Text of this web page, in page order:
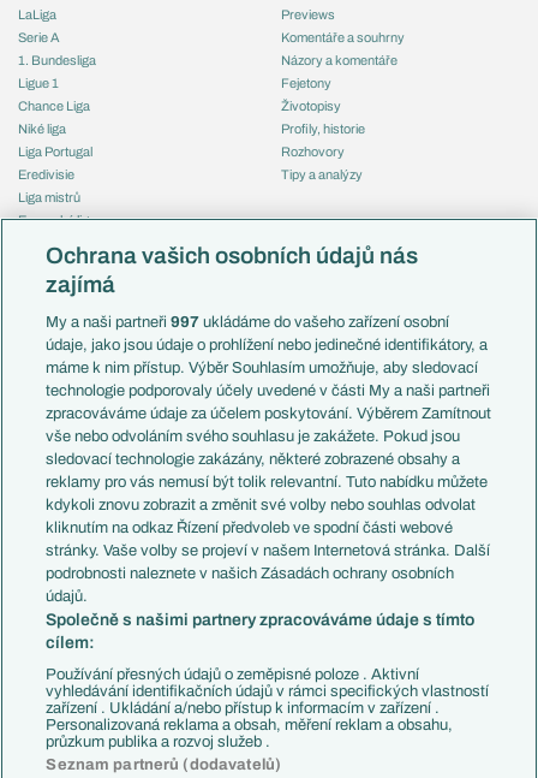
LaLiga
Serie A
1. Bundesliga
Ligue 1
Chance Liga
Niké liga
Liga Portugal
Eredivisie
Liga mistrů
Evropská liga
Mistrovství světa
Liga národů
Témata
Představení týmů MS
EuroSkauting
PL v kostce
Evropské koeficienty
Přestupy
Přestupové spekulace
Zranění
Kluby
Arsenal FC
Chelsea FC
Manchester United
AC Milán
Juventus FC
Bayern Mnichov
FC Barcelona
Real Madrid
Previews
Komentáře a souhrny
Názory a komentáře
Fejetony
Životopisy
Profily, historie
Rozhovory
Tipy a analýzy
Česko
Francie
Itálie
Německo
Španělsko
Argentina
Brazílie
Přestupy
Zápasy
Livescore
Tipovací soutěž
Ochrana vašich osobních údajů nás
zajímá
My a naši partneři997 ukládáme do vašeho zařízení osobní
údaje, jako jsou údaje o prohlížení nebo jedinečné identifikátory, a
máme k nim přístup. Výběr Souhlasím umožňuje, aby sledovací
technologie podporovaly účely uvedené v části My a naši partneři
zpracováváme údaje za účelem poskytování. Výběrem Zamítnout
vše nebo odvoláním svého souhlasu je zakážete. Pokud jsou
sledovací technologie zakázány, některé zobrazené obsahy a
reklamy pro vás nemusí být tolik relevantní. Tuto nabídku můžete
kdykoli znovu zobrazit a změnit své volby nebo souhlas odvolat
kliknutím na odkaz Řízení předvoleb ve spodní části webové
stránky. Vaše volby se projeví v našem Internetová stránka. Další
podrobnosti naleznete v našich Zásadách ochrany osobních
údajů.
Společně s našimi partnery zpracováváme údaje s tímto
cílem:
Používání přesných údajů o zeměpisné poloze . Aktivní
vyhledávání identifikačních údajů v rámci specifických vlastností
zařízení . Ukládání a/nebo přístup k informacím v zařízení .
Personalizovaná reklama a obsah, měření reklam a obsahu,
průzkum publika a rozvoj služeb .
Seznam partnerů (dodavatelů)